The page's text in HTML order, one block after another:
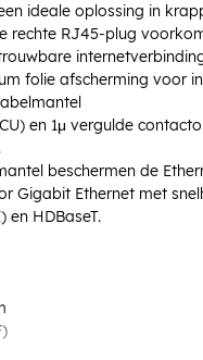
ideale oplossing in
rechte RJ45-plug
folie afscherming voor
en 1μ vergulde
beschermen de
Gigabit Ethernet met
en HDBaseT.